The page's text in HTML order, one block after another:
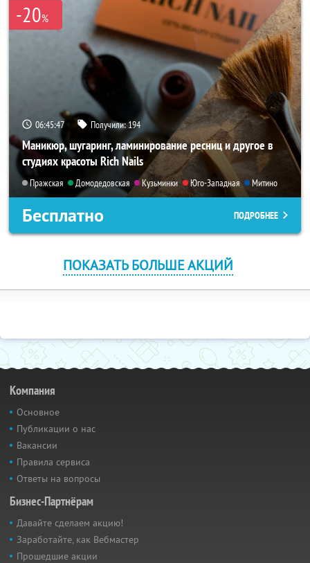
-20%
06:45:47 Получили:194
Маникюр, шугаринг, ламинирование ресниц и другое в
студиях красоты Rich Nails
Пражская Домодедовская Кузьминки Юго-Западная Митино
Бесплатно ПОДРОБНЕЕ
ПОКАЗАТЬ БОЛЬШЕ АКЦИЙ
Компания
Основное
Публикации о нас
Вакансии
Правила сервиса
Ответы на вопросы
Бизнес-Партнёрам
Давайте сделаем акцию!
Заработайте, как Вебмастер
Прошедшие акции